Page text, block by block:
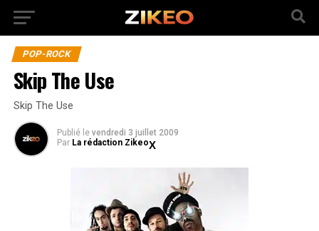
POP-ROCK
Skip The Use
Skip The Use
Publié le vendredi 3 juillet 2009
Par La rédaction Zikeo